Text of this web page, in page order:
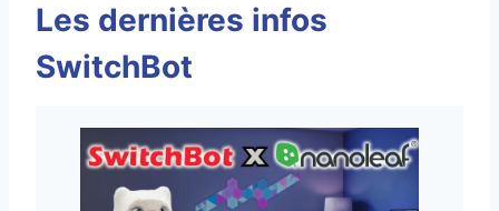
Les dernières infos
SwitchBot